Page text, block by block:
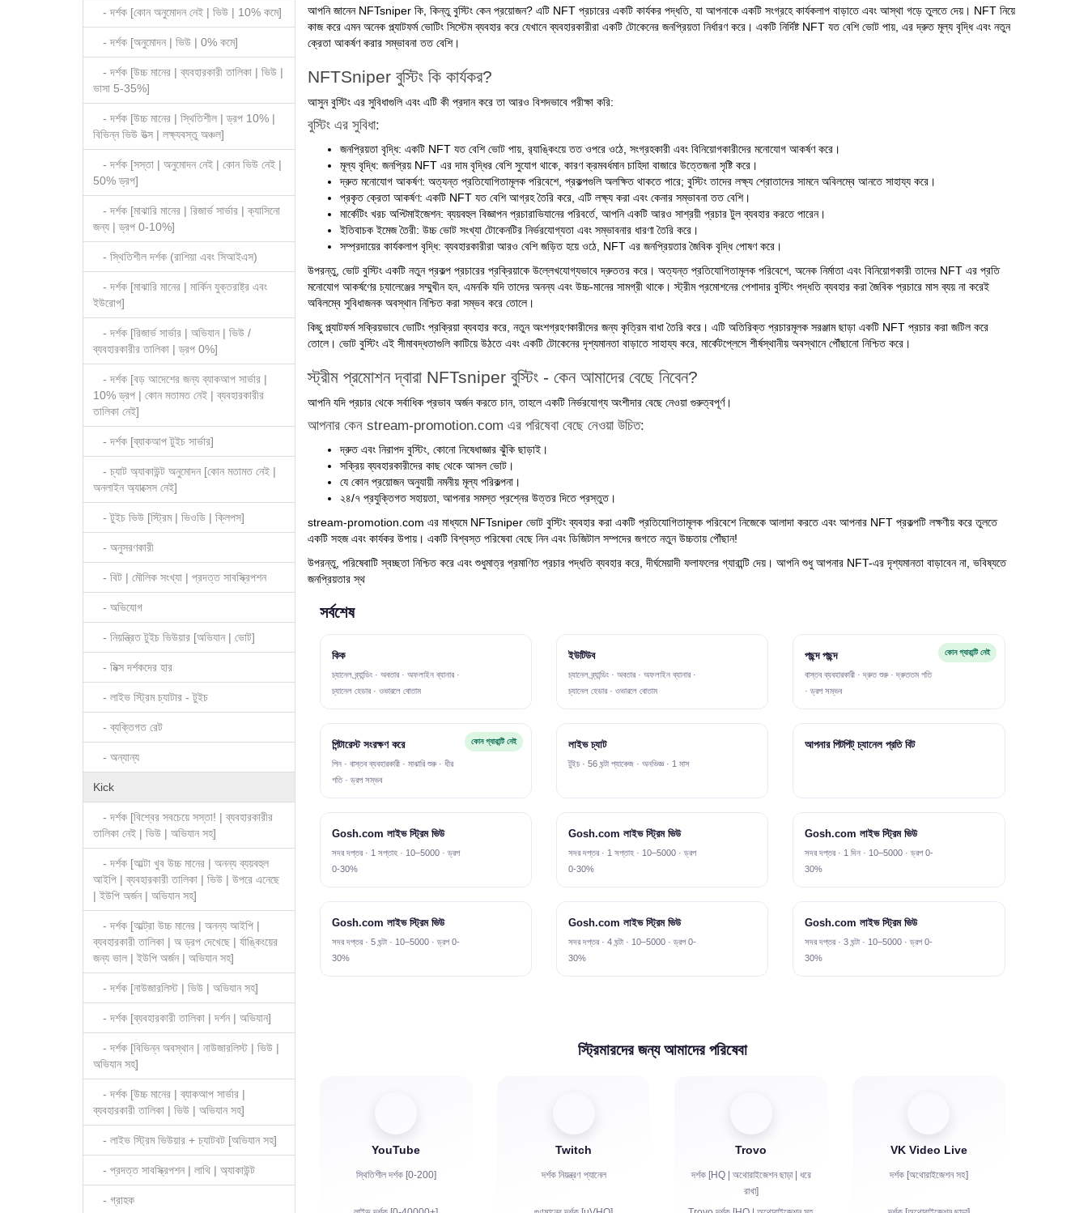
- দর্শক [কোন অনুমোদন নেই | ভিউ | 10% কমে]
- দর্শক [অনুমোদন | ভিউ | 0% কমে]
- দর্শক [উচ্চ মানের | ব্যবহারকারী তালিকা | ভিউ |
ভাসা 5-35%]
- দর্শক [উচ্চ মানের | স্থিতিশীল | ড্রপ 10% |
বিভিন্ন ভিউ উত্স | লক্ষ্যবস্তু অঞ্চল]
- দর্শক [সস্তা | অনুমোদন নেই | কোন ভিউ নেই |
50% ড্রপ]
- দর্শক [মাঝারি মানের | রিজার্ভ সার্ভার | ক্যাসিনো
জন্য | ড্রপ 0-10%]
- স্থিতিশীল দর্শক (রাশিয়া এবং সিআইএস)
- দর্শক [মাঝারি মানের | মার্কিন যুক্তরাষ্ট্র এবং
ইউরোপ]
- দর্শক [রিজার্ভ সার্ভার | অভিযান | ভিউ /
ব্যবহারকারীর তালিকা | ড্রপ 0%]
- দর্শক [বড় আদেশের জন্য ব্যাকআপ সার্ভার |
10% ড্রপ | কোন মতামত নেই | ব্যবহারকারীর
তালিকা নেই]
- দর্শক [ব্যাকআপ টুইচ সার্ভার]
- চ্যাট অ্যাকাউন্ট অনুমোদন [কোন মতামত নেই |
অনলাইন অ্যাক্সেস নেই]
- টুইচ ভিউ [স্ট্রিম | ভিওডি | ক্লিপস]
- অনুসরণকারী
- বিট | মৌলিক সংখ্যা | প্রদত্ত সাবস্ক্রিপশন
- অভিযোগ
- নিয়ন্ত্রিত টুইচ ভিউয়ার [অভিযান | ভোট]
- মিক্স দর্শকদের হার
- লাইভ স্ট্রিম চ্যাটার - টুইচ
- ব্যক্তিগত রেট
- অন্যান্য
Kick
- দর্শক [বিশ্বের সবচেয়ে সস্তা! | ব্যবহারকারীর
তালিকা নেই | ভিউ | অভিযান সহ]
- দর্শক [আল্টা খুব উচ্চ মানের | অনন্য ব্যয়বহুল
আইপি | ব্যবহারকারী তালিকা | ভিউ | উপরে এনেছে
| ইউপি অর্জন | অভিযান সহ]
- দর্শক [আল্ট্রা উচ্চ মানের | অনন্য আইপি |
ব্যবহারকারী তালিকা | অ ড্রপ দেখেছে | র্যাঙ্কিংয়ের
জন্য ভাল | ইউপি অর্জন | অভিযান সহ]
- দর্শক [নাউজারলিস্ট | ভিউ | অভিযান সহ]
- দর্শক [ব্যবহারকারী তালিকা | দর্শন | অভিযান]
- দর্শক [বিভিন্ন অবস্থান | নাউজারলিস্ট | ভিউ |
অভিযান সহ]
- দর্শক [উচ্চ মানের | ব্যাকআপ সার্ভার |
ব্যবহারকারী তালিকা | ভিউ | অভিযান সহ]
- লাইভ স্ট্রিম ভিউয়ার + চ্যাটবট [অভিযান সহ]
- প্রদত্ত সাবস্ক্রিপশন | লাথি | অ্যাকাউন্ট
- গ্রাহক
আপনি জানেন NFTsniper কি, কিন্তু বুস্টিং কেন প্রয়োজন? এটি NFT প্রচারের একটি কার্যকর পদ্ধতি, যা আপনাকে একটি সংগ্রহে কার্যকলাপ বাড়াতে এবং আস্থা গড়ে তুলতে দেয়। NFT নিয়ে
কাজ করে এমন অনেক প্ল্যাটফর্ম ভোটিং সিস্টেম ব্যবহার করে যেখানে ব্যবহারকারীরা একটি টোকেনের জনপ্রিয়তা নির্ধারণ করে। একটি নির্দিষ্ট NFT যত বেশি ভোট পায়, এর দ্রুত মূল্য বৃদ্ধি এবং নতুন
ক্রেতা আকর্ষণ করার সম্ভাবনা তত বেশি।
NFTSniper বুস্টিং কি কার্যকর?
আসুন বুস্টিং এর সুবিধাগুলি এবং এটি কী প্রদান করে তা আরও বিশদভাবে পরীক্ষা করি:
বুস্টিং এর সুবিধা:
জনপ্রিয়তা বৃদ্ধি: একটি NFT যত বেশি ভোট পায়, র‌্যাঙ্কিংয়ে তত ওপরে ওঠে, সংগ্রহকারী এবং বিনিয়োগকারীদের মনোযোগ আকর্ষণ করে।
মূল্য বৃদ্ধি: জনপ্রিয় NFT এর দাম বৃদ্ধির বেশি সুযোগ থাকে, কারণ ক্রমবর্ধমান চাহিদা বাজারে উত্তেজনা সৃষ্টি করে।
দ্রুত মনোযোগ আকর্ষণ: অত্যন্ত প্রতিযোগিতামূলক পরিবেশে, প্রকল্পগুলি অলক্ষিত থাকতে পারে; বুস্টিং তাদের লক্ষ্য শ্রোতাদের সামনে অবিলম্বে আনতে সাহায্য করে।
প্রকৃত ক্রেতা আকর্ষণ: একটি NFT যত বেশি আগ্রহ তৈরি করে, এটি লক্ষ্য করা এবং কেনার সম্ভাবনা তত বেশি।
মার্কেটিং খরচ অপ্টিমাইজেশন: ব্যয়বহুল বিজ্ঞাপন প্রচারাভিযানের পরিবর্তে, আপনি একটি আরও সাশ্রয়ী প্রচার টুল ব্যবহার করতে পারেন।
ইতিবাচক ইমেজ তৈরী: উচ্চ ভোট সংখ্যা টোকেনটির নির্ভরযোগ্যতা এবং সম্ভাবনার ধারণা তৈরি করে।
সম্প্রদায়ের কার্যকলাপ বৃদ্ধি: ব্যবহারকারীরা আরও বেশি জড়িত হয়ে ওঠে, NFT এর জনপ্রিয়তার জৈবিক বৃদ্ধি পোষণ করে।
উপরন্তু, ভোট বুস্টিং একটি নতুন প্রকল্প প্রচারের প্রক্রিয়াকে উল্লেখযোগ্যভাবে দ্রুততর করে। অত্যন্ত প্রতিযোগিতামূলক পরিবেশে, অনেক নির্মাতা এবং বিনিয়োগকারী তাদের NFT এর প্রতি
মনোযোগ আকর্ষণের চ্যালেঞ্জের সম্মুখীন হন, এমনকি যদি তাদের অনন্য এবং উচ্চ-মানের সামগ্রী থাকে। স্ট্রীম প্রমোশনের পেশাদার বুস্টিং পদ্ধতি ব্যবহার করা জৈবিক প্রচারে মাস ব্যয় না করেই
অবিলম্বে সুবিধাজনক অবস্থান নিশ্চিত করা সম্ভব করে তোলে।
কিছু প্ল্যাটফর্ম সক্রিয়ভাবে ভোটিং প্রক্রিয়া ব্যবহার করে, নতুন অংশগ্রহণকারীদের জন্য কৃত্রিম বাধা তৈরি করে। এটি অতিরিক্ত প্রচারমূলক সরঞ্জাম ছাড়া একটি NFT প্রচার করা জটিল করে
তোলে। ভোট বুস্টিং এই সীমাবদ্ধতাগুলি কাটিয়ে উঠতে এবং একটি টোকেনের দৃশ্যমানতা বাড়াতে সাহায্য করে, মার্কেটপ্লেসে শীর্ষস্থানীয় অবস্থানে পৌঁছানো নিশ্চিত করে।
স্ট্রীম প্রমোশন দ্বারা NFTsniper বুস্টিং - কেন আমাদের বেছে নিবেন?
আপনি যদি প্রচার থেকে সর্বাধিক প্রভাব অর্জন করতে চান, তাহলে একটি নির্ভরযোগ্য অংশীদার বেছে নেওয়া গুরুত্বপূর্ণ।
আপনার কেন stream-promotion.com এর পরিষেবা বেছে নেওয়া উচিত:
দ্রুত এবং নিরাপদ বুস্টিং, কোনো নিষেধাজ্ঞার ঝুঁকি ছাড়াই।
সক্রিয় ব্যবহারকারীদের কাছ থেকে আসল ভোট।
যে কোন প্রয়োজন অনুযায়ী নমনীয় মূল্য পরিকল্পনা।
২৪/৭ প্রযুক্তিগত সহায়তা, আপনার সমস্ত প্রশ্নের উত্তর দিতে প্রস্তুত।
stream-promotion.com এর মাধ্যমে NFTsniper ভোট বুস্টিং ব্যবহার করা একটি প্রতিযোগিতামূলক পরিবেশে নিজেকে আলাদা করতে এবং আপনার NFT প্রকল্পটি লক্ষণীয় করে তুলতে
একটি সহজ এবং কার্যকর উপায়। একটি বিশ্বস্ত পরিষেবা বেছে নিন এবং ডিজিটাল সম্পদের জগতে নতুন উচ্চতায় পৌঁছান!
উপরন্তু, পরিষেবাটি স্বচ্ছতা নিশ্চিত করে এবং শুধুমাত্র প্রমাণিত প্রচার পদ্ধতি ব্যবহার করে, দীর্ঘমেয়াদী ফলাফলের গ্যারান্টি দেয়। আপনি শুধু আপনার NFT-এর দৃশ্যমানতা বাড়াবেন না, ভবিষ্যতে
জনপ্রিয়তার স্থ
সর্বশেষ
কিক
চ্যানেল ব্র্যান্ডিং · অবতার · অফলাইন ব্যানার ·
চ্যানেল হেডার · ওভারলে বোতাম
ইউটিউব
চ্যানেল ব্র্যান্ডিং · অবতার · অফলাইন ব্যানার ·
চ্যানেল হেডার · ওভারলে বোতাম
কোন গ্যারান্টি নেই
পছন্দ পছন্দ
বাস্তব ব্যবহারকারী · দ্রুত শুরু · দ্রুততম গতি
· ড্রপ সম্ভব
কোন গ্যারান্টি নেই
পিন্টারেস্ট সংরক্ষণ করে
পিন · বাস্তব ব্যবহারকারী · মাঝারি শুরু · ধীর
গতি · ড্রপ সম্ভব
লাইভ চ্যাট
টুইচ · 56 ঘন্টা প্যাকেজ · অনভিজ্ঞ · 1 মাস
আপনার পিটপিট্ চ্যানেল প্রতি বিট
Gosh.com লাইভ স্ট্রিম ভিউ
সদর দপ্তর · 1 সপ্তাহ · 10–5000 · ড্রপ
0-30%
Gosh.com লাইভ স্ট্রিম ভিউ
সদর দপ্তর · 1 সপ্তাহ · 10–5000 · ড্রপ
0-30%
Gosh.com লাইভ স্ট্রিম ভিউ
সদর দপ্তর · 1 দিন · 10–5000 · ড্রপ 0-
30%
Gosh.com লাইভ স্ট্রিম ভিউ
সদর দপ্তর · 5 ঘন্টা · 10–5000 · ড্রপ 0-
30%
Gosh.com লাইভ স্ট্রিম ভিউ
সদর দপ্তর · 4 ঘন্টা · 10–5000 · ড্রপ 0-
30%
Gosh.com লাইভ স্ট্রিম ভিউ
সদর দপ্তর · 3 ঘন্টা · 10–5000 · ড্রপ 0-
30%
স্ট্রিমারদের জন্য আমাদের পরিষেবা
YouTube
স্থিতিশীল দর্শক [0-200]
Twitch
দর্শক নিয়ন্ত্রণ প্যানেল
Trovo
দর্শক [HQ | অথোরাইজেশন ছাড়া | ধরে
রাখা]
VK Video Live
দর্শক [অথোরাইজেশন সহ]